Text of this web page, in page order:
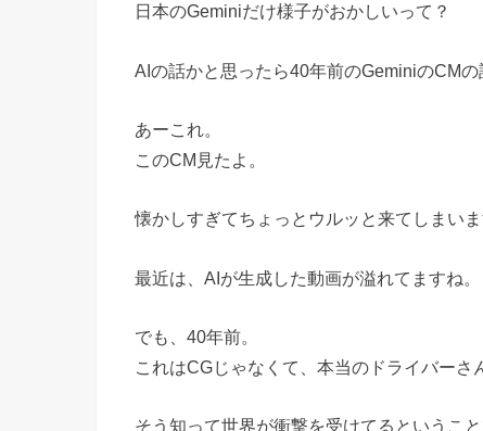
日本のGeminiだけ様子がおかしいって？
AIの話かと思ったら40年前のGeminiのCMの
あーこれ。
このCM見たよ。
懐かしすぎてちょっとウルッと来てしまいま
最近は、AIが生成した動画が溢れてますね。
でも、40年前。
これはCGじゃなくて、本当のドライバーさ
そう知って世界が衝撃を受けてるということ